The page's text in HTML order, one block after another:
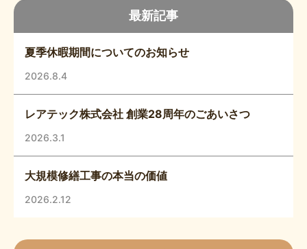
最新記事
夏季休暇期間についてのお知らせ
2026.8.4
レアテック株式会社 創業28周年のごあいさつ
2026.3.1
大規模修繕工事の本当の価値
2026.2.12